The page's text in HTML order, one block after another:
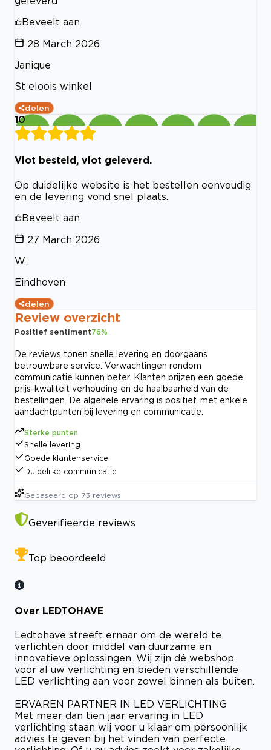
Beveelt aan
28 March 2026
Janique
St eloois winkel
delen
10
Vlot besteld, vlot geleverd.
Op duidelijke website is het bestellen eenvoudig
en de levering vond snel plaats.
Beveelt aan
27 March 2026
W.
Eindhoven
delen
Review overzicht
Positief sentiment76%
De reviews tonen snelle levering en doorgaans
betrouwbare service. Verwachtingen rondom
communicatie kunnen beter. Klanten prijzen een goede
prijs-kwaliteit verhouding en de haalbaarheid van de
bestellingen. De algehele ervaring is positief, met enkele
aandachtpunten bij levering en communicatie.
Sterke punten
Snelle levering
Goede klantenservice
Duidelijke communicatie
Gebaseerd op 73 reviews
Geverifieerde reviews
Top beoordeeld
Over LEDTOHAVE
Ledtohave streeft ernaar om de wereld te
verlichten door middel van duurzame en
innovatieve oplossingen. Wij zijn dé webshop
voor al uw verlichting en bieden verschillende
LED verlichting aan voor zowel binnen als buiten.
ERVAREN PARTNER IN LED VERLICHTING
Met meer dan tien jaar ervaring in LED
verlichting staan wij voor u klaar om persoonlijk
advies te geven bij het vinden van perfecte